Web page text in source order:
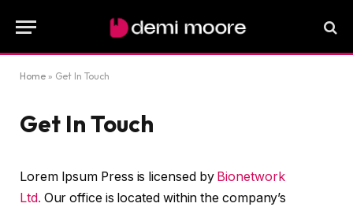
Home » Get In Touch
Get In Touch
Lorem Ipsum Press is licensed by Bionetwork
Ltd. Our office is located within the company’s